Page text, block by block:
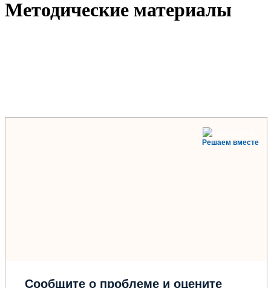
Методические материалы
Решаем вместе
Сообщите о проблеме и оцените